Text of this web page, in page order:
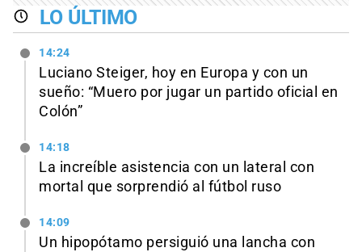
LO ÚLTIMO
14:24
Luciano Steiger, hoy en Europa y con un
sueño: “Muero por jugar un partido oficial en
Colón”
14:18
La increíble asistencia con un lateral con
mortal que sorprendió al fútbol ruso
14:09
Un hipopótamo persiguió una lancha con